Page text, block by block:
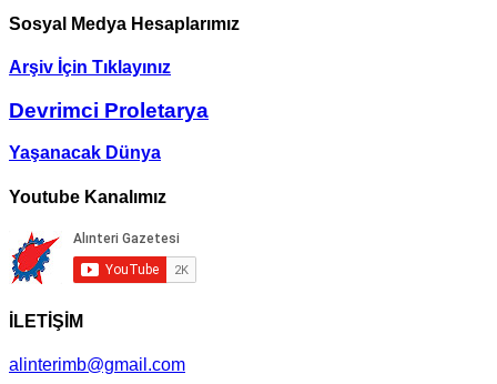
Sosyal Medya Hesaplarımız
Arşiv İçin Tıklayınız
Devrimci Proletarya
Yaşanacak Dünya
Youtube Kanalımız
İLETİŞİM
alinterimb@gmail.com